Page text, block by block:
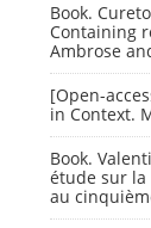
Book.
Containing
Ambrose
[Open-
in Context.
Book.
étude sur
au